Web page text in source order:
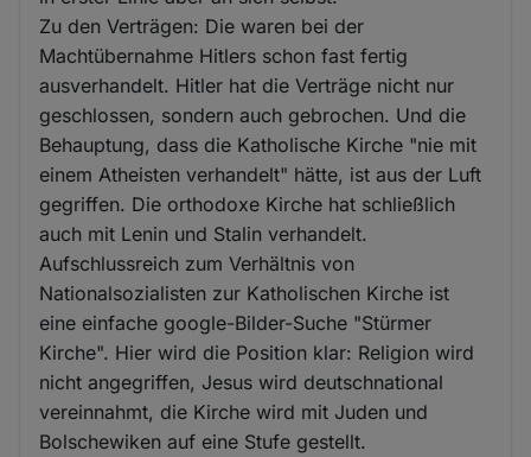
Zu den Verträgen: Die waren bei der
Machtübernahme Hitlers schon fast fertig
ausverhandelt. Hitler hat die Verträge nicht nur
geschlossen, sondern auch gebrochen. Und die
Behauptung, dass die Katholische Kirche "nie mit
einem Atheisten verhandelt" hätte, ist aus der Luft
gegriffen. Die orthodoxe Kirche hat schließlich
auch mit Lenin und Stalin verhandelt.
Aufschlussreich zum Verhältnis von
Nationalsozialisten zur Katholischen Kirche ist
eine einfache google-Bilder-Suche "Stürmer
Kirche". Hier wird die Position klar: Religion wird
nicht angegriffen, Jesus wird deutschnational
vereinnahmt, die Kirche wird mit Juden und
Bolschewiken auf eine Stufe gestellt.